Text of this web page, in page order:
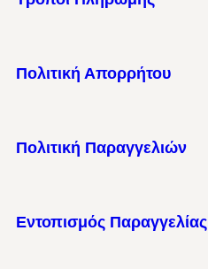
Πολιτική Απορρήτου
Πολιτική Παραγγελιών
Εντοπισμός Παραγγελίας